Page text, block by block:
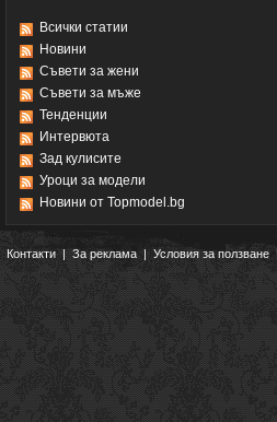
Всички статии
Новини
Съвети за жени
Съвети за мъже
Тенденции
Интервюта
Зад кулисите
Уроци за модели
Новини от Topmodel.bg
Контакти|За реклама | Условия за ползване